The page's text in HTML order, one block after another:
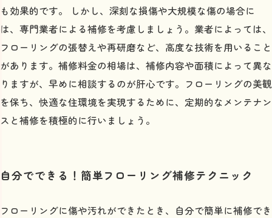
も効果的です。 しかし、深刻な損傷や大規模な傷の場合に
は、専門業者による補修を考慮しましょう。業者によっては、
フローリングの張替えや再研磨など、高度な技術を用いること
があります。補修料金の相場は、補修内容や面積によって異な
りますが、早めに相談するのが肝心です。フローリングの美観
を保ち、快適な住環境を実現するために、定期的なメンテナン
スと補修を積極的に行いましょう。
自分でできる！簡単フローリング補修テクニック
フローリングに傷や汚れができたとき、自分で簡単に補修でき